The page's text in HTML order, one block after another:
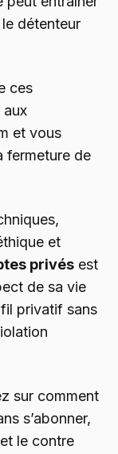
détenteur
ces
et vous
fermeture de
et
privés est
de sa vie
privatif sans
sur comment
s’abonner,
le contre